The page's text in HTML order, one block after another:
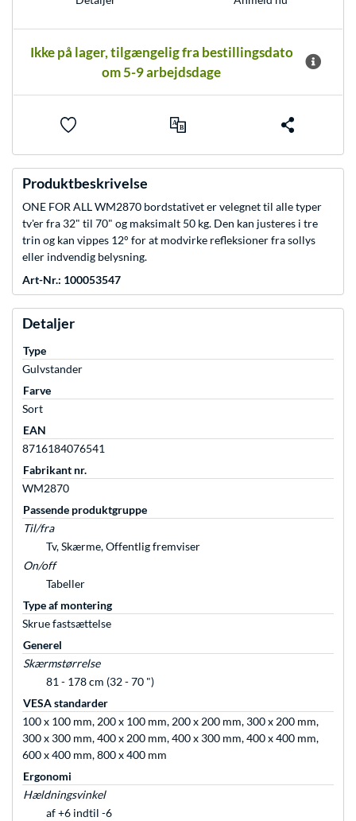
Ikke på lager, tilgængelig fra bestillingsdato
om 5-9 arbejdsdage
Produktbeskrivelse
ONE FOR ALL WM2870 bordstativet er velegnet til alle typer
tv'er fra 32" til 70" og maksimalt 50 kg. Den kan justeres i tre
trin og kan vippes 12° for at modvirke refleksioner fra sollys
eller indvendig belysning.
Art-Nr.: 100053547
Detaljer
Type
Gulvstander
Farve
Sort
EAN
8716184076541
Fabrikant nr.
WM2870
Passende produktgruppe
Til/fra
Tv, Skærme, Offentlig fremviser
On/off
Tabeller
Type af montering
Skrue fastsættelse
Generel
Skærmstørrelse
81 - 178 cm (32 - 70 ")
VESA standarder
100 x 100 mm, 200 x 100 mm, 200 x 200 mm, 300 x 200 mm,
300 x 300 mm, 400 x 200 mm, 400 x 300 mm, 400 x 400 mm,
600 x 400 mm, 800 x 400 mm
Ergonomi
Hældningsvinkel
af +6 indtil -6